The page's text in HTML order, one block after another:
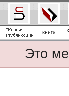
Это